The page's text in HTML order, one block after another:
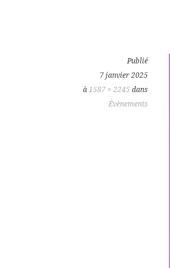
Publié
7 janvier 2025
à 1587 × 2245 dans
Évènements